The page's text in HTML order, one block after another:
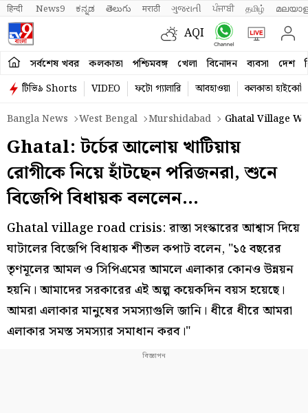
हिन्दी News9 ಕನ್ನಡ తెలుగు मराठी ગુજરાતી ਪੰਜਾਬੀ தமிழ்
AQI
সর্বশেষ খবর কলকাতা পশ্চিমবঙ্গ খেলা বিনোদন ব্যবসা দেশ
টিভি৯ Shorts VIDEO ফটো গ্যালারি আবহাওয়া
কলকাতা হাইকোর্ট
Bangla News
West Bengal Murshidabad Ghatal Village
Ghatal: টর্চের আলোয় খাটিয়ায়
রোগীকে নিয়ে হাঁটছেন পরিজনরা, শুনে
বিজেপি বিধায়ক বললেন…
Ghatal village road crisis: রাস্তা সংস্কারের আশ্বাস দিয়ে
ঘাটালের বিজেপি বিধায়ক শীতল কপাট বলেন, "১৫ বছরের
তৃণমূলের আমল ও সিপিএমের আমলে এলাকার কোনও উন্নয়ন
হয়নি। আমাদের সরকারের এই অল্প কয়েকদিন বয়স হয়েছে।
আমরা এলাকার মানুষের সমস্যাগুলি জানি। ধীরে ধীরে আমরা
এলাকার সমস্ত সমস্যার সমাধান করব।"